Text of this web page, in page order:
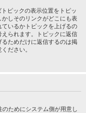
ピックの表示位置をトピッ
しそのリンクがどこにも表
いるかトピックを上げるの
られます。トピックに返信
ためだけに返信するのは掲
ださい。
ためにシステム側が用意し